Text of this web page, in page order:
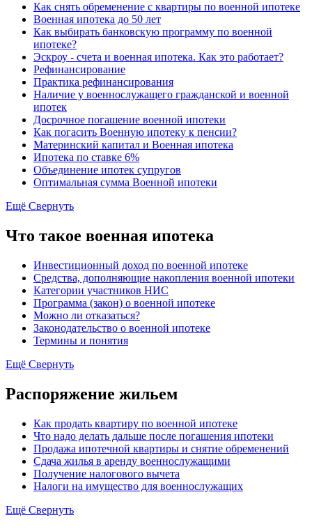
Как снять обременение с квартиры по военной ипотеке
Военная ипотека до 50 лет
Как выбирать банковскую программу по военной
ипотеке?
Эскроу - счета и военная ипотека. Как это работает?
Рефинансирование
Практика рефинансирования
Наличие у военнослужащего гражданской и военной
ипотек
Досрочное погашение военной ипотеки
Как погасить Военную ипотеку к пенсии?
Материнский капитал и Военная ипотека
Ипотека по ставке 6%
Объединение ипотек супругов
Оптимальная сумма Военной ипотеки
Ещё Свернуть
Что такое военная ипотека
Инвестиционный доход по военной ипотеке
Средства, дополняющие накопления военной ипотеки
Категории участников НИС
Программа (закон) о военной ипотеке
Можно ли отказаться?
Законодательство о военной ипотеке
Термины и понятия
Ещё Свернуть
Распоряжение жильем
Как продать квартиру по военной ипотеке
Что надо делать дальше после погашения ипотеки
Продажа ипотечной квартиры и снятие обременений
Сдача жилья в аренду военнослужащими
Получение налогового вычета
Налоги на имущество для военнослужащих
Ещё Свернуть